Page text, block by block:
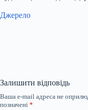
Джерело
Залишити відповідь
Ваша e-mail адреса не
позначені *